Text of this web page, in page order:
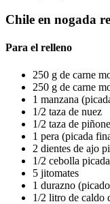
Chile en nogada
Para el relleno
250 g de carne
250 g de carne
1 manzana
1/2 taza de nuez
1/2 taza de
1 pera (picada
2 dientes de ajo
1/2 cebolla picada
5 jitomates
1 durazno
1/2 litro de caldo